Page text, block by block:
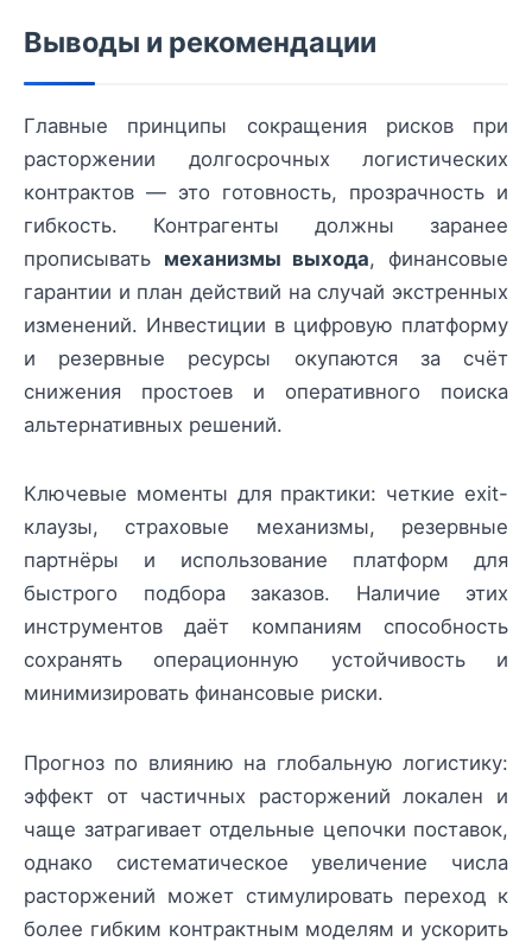
Выводы и рекомендации
Главные принципы сокращения рисков при
расторжении долгосрочных логистических
контрактов — это готовность, прозрачность и
гибкость. Контрагенты должны заранее
прописывать механизмы выхода, финансовые
гарантии и план действий на случай экстренных
изменений. Инвестиции в цифровую платформу
и резервные ресурсы окупаются за счёт
снижения простоев и оперативного поиска
альтернативных решений.
Ключевые моменты для практики: четкие exit-
клаузы, страховые механизмы, резервные
партнёры и использование платформ для
быстрого подбора заказов. Наличие этих
инструментов даёт компаниям способность
сохранять операционную устойчивость и
минимизировать финансовые риски.
Прогноз по влиянию на глобальную логистику:
эффект от частичных расторжений локален и
чаще затрагивает отдельные цепочки поставок,
однако систематическое увеличение числа
расторжений может стимулировать переход к
более гибким контрактным моделям и ускорить